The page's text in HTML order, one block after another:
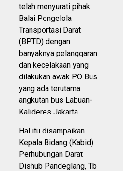
telah menyurati pihak
Balai Pengelola
Transportasi Darat
(BPTD) dengan
banyaknya pelanggaran
dan kecelakaan yang
dilakukan awak PO Bus
yang ada terutama
angkutan bus Labuan-
Kalideres Jakarta.
Hal itu disampaikan
Kepala Bidang (Kabid)
Perhubungan Darat
Dishub Pandeglang, Tb